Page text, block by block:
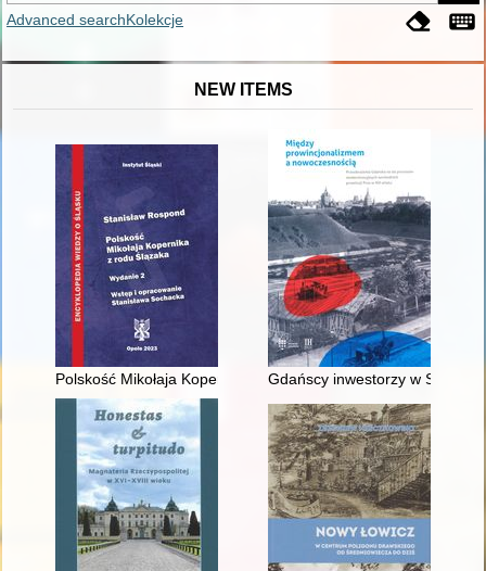
Advanced searchKolekcje
NEW ITEMS
Polskość Mikołaja Kopernika z rodu Ślązaka
Gdańscy inwestorzy w